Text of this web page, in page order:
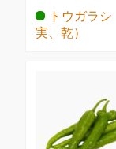
トウガラシ
実、乾）